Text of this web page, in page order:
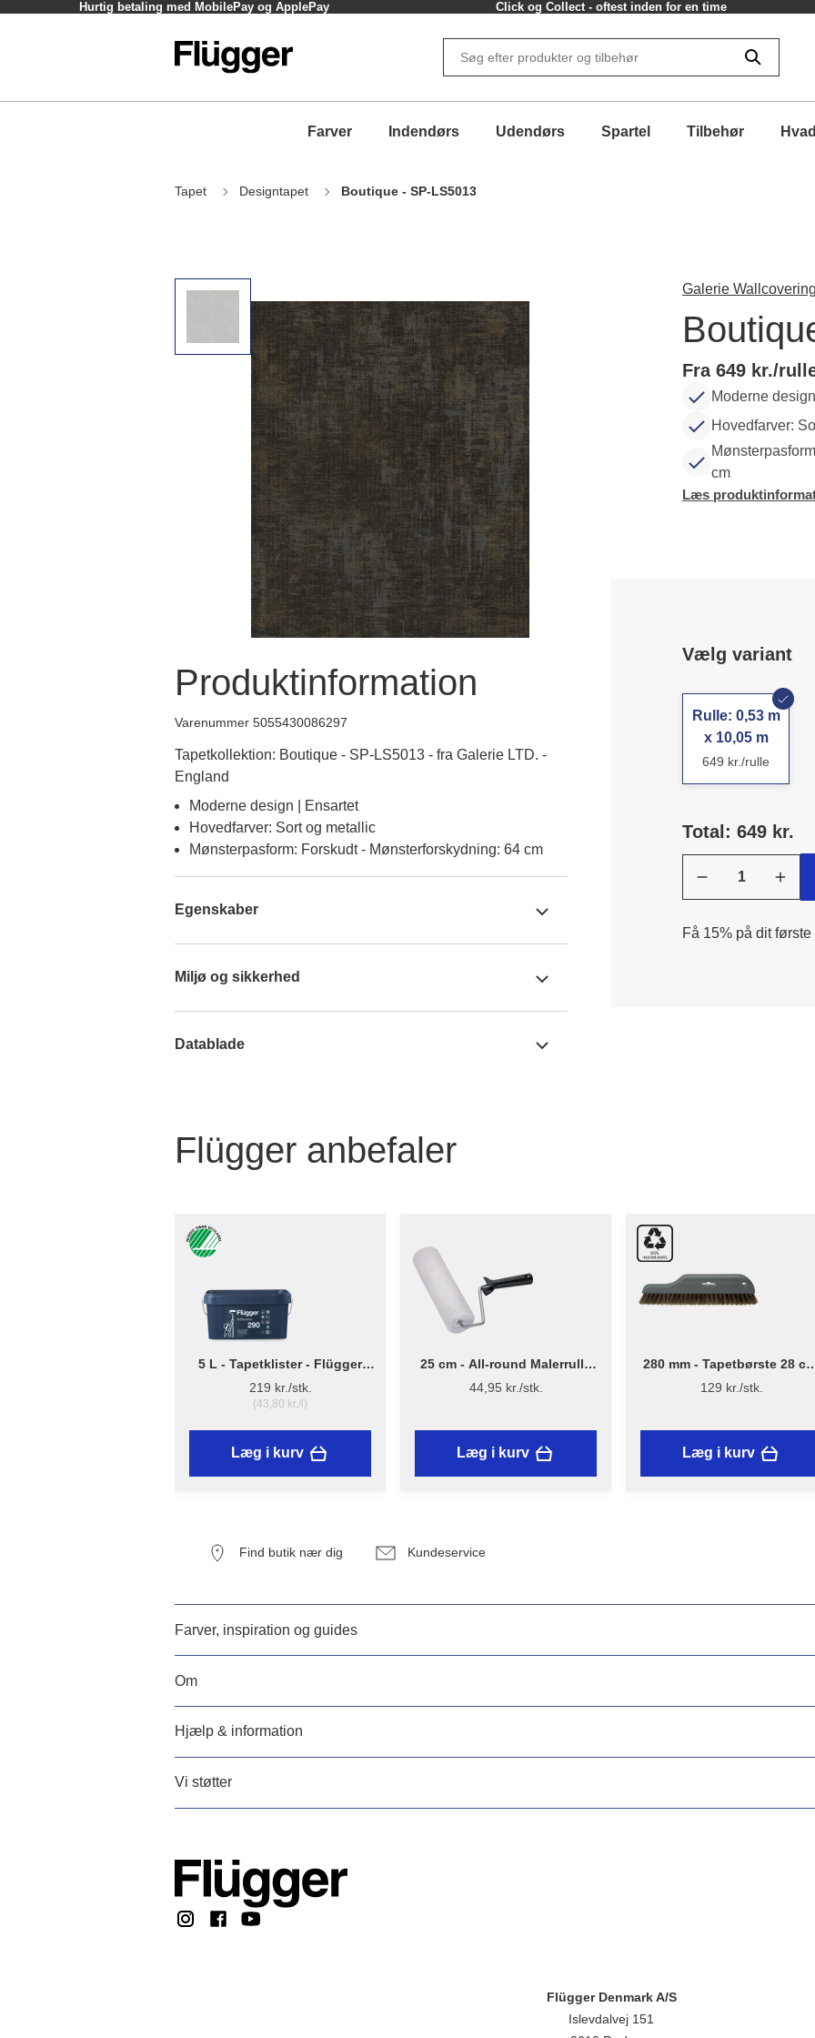
Hurtig betaling med MobilePay og ApplePay Click og Collect - oftest inden for en time
Farver Indendørs Udendørs Spartel Tilbehør
Tapet Designtapet Boutique - SP-LS5013
Produktinformation
Varenummer 5055430086297
Tapetkollektion: Boutique - SP-LS5013 - fra Galerie LTD. -
England
Moderne design | Ensartet
Hovedfarver: Sort og metallic
Mønsterpasform: Forskudt - Mønsterforskydning: 64 cm
Egenskaber
Miljø og sikkerhed
Datablade
Galerie
Fra 649 kr./
Moderne
Hovedfarver:
cm
Læs
Vælg variant
Rulle: 0,53 m
x 10,05 m
649 kr./rulle
Total: 649 kr.
Få 15% på dit første
Flügger anbefaler
5 L - Tapetklister - Flügger
Adhesive 290
219 kr./stk.
(43,80 kr./l)
Læg i kurv
25 cm - All-round Malerrulle
m/skaft
44,95 kr./stk.
Læg i kurv
280 mm - Tapetbørste 28
Plast - Stiwex
129 kr./stk.
Læg i kurv
Find butik nær dig Kundeservice
Farver, inspiration og guides
Om
Hjælp & information
Vi støtter
Flügger Denmark A/S
Islevdalvej 151